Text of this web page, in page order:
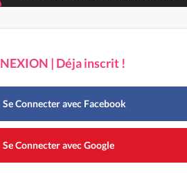
| Déja inscrit !
Se Connecter avec Facebook
Se Connecter avec Google